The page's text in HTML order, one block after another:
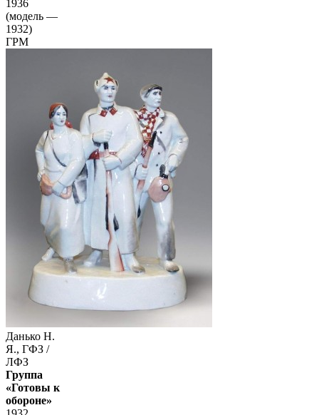
1936
(модель —
1932)
ГРМ
Данько Н.
Я., ГФЗ /
ЛФЗ
Группа
«Готовы к
обороне»